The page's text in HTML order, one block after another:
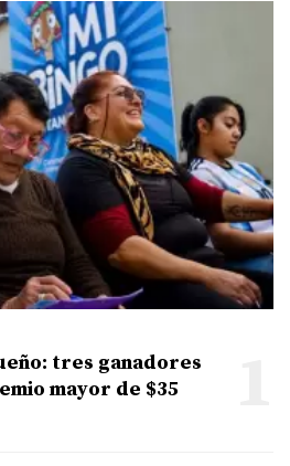
tres ganadores
mayor de $35